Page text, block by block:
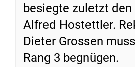
besiegte zuletzt den
Alfred Hostettler.
Dieter Grossen
Rang 3 begnügen.